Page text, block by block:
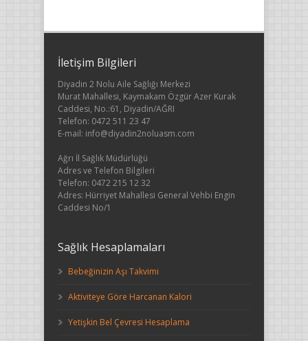
İletişim Bilgileri
Diyadin 2 Nolu Aile Sağlığı Merkezi
Murat Mahallesi, Kaymakam Özgür Azer Kurak
Caddesi, No.:61, Diyadin/AĞRI
Telefon: 0472 511 23 47
E-mail: info@diyadin2noluasm.com
Ağrı İl Sağlık Müdürlüğü
Adres ve Telefon Bilgileri
Telefon: 0472 215 12 32
Adres: Hürriyet Mahallesi General Vehbi Engin
Caddesi No/1
Sağlık Hesaplamaları
Bebeğinizin Aşı Takvimi
Aktiviteye Göre Harcanan Kalori
Yetişkin Bel Çevresi Hesaplama